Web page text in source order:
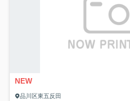
NEW
品川区東五反田